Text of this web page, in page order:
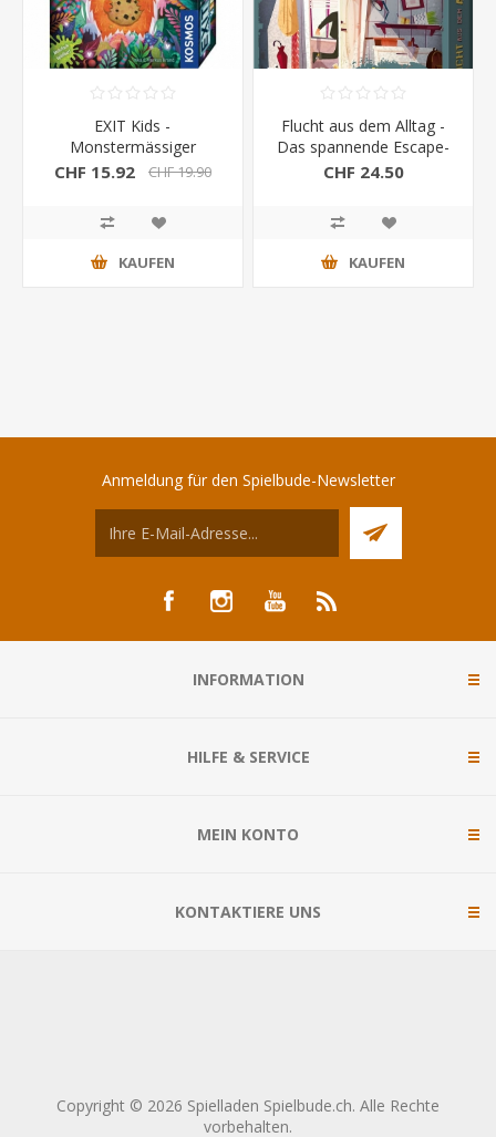
EXIT Kids -
Monstermässiger
Rätselspass
CHF 15.92 CHF 19.90
KAUFEN
Flucht aus dem Alltag -
Das spannende Escape-
Spiel (Riva)
CHF 24.50
KAUFEN
Anmeldung für den Spielbude-Newsletter
INFORMATION
HILFE & SERVICE
MEIN KONTO
KONTAKTIERE UNS
Copyright © 2026 Spielladen Spielbude.ch. Alle Rechte
vorbehalten.